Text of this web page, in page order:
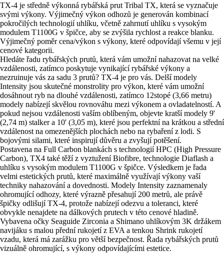
TX-4 je středně výkonná rybářská prut Tribal TX, která se vyznačuje
svými výkony. Výjimečný výkon odhozů je generován kombinací
pokročilých technologií uhlíku, včetně zahrnutí uhlíku s vysokým
modulem T1100G v špičce, aby se zvýšila rychlost a reakce blanku.
Výjimečný poměr cena/výkon s výkony, které odpovídají všemu v její
cenové kategorii.
Hledáte řadu rybářských prutů, která vám umožní nahazovat na velké
vzdálenosti, zatímco poskytuje vynikající rybářské výkony a
nezruinuje vás za sadu 3 prutů? TX-4 je pro vás. Delší modely
Intensity jsou skutečné monstrolity pro výkon, které vám umožní
dosáhnout ryb na dlouhé vzdálenosti, zatímco 12stopé (3,66 metru)
modely nabízejí skvělou rovnováhu mezi výkonem a ovladatelností. A
pokud nejsou vzdálenosti vaším oblíbeným, objevte kratší modely 9'
(2,74 m) stalker a 10' (3,05 m), které jsou perfektní na krátkou a střední
vzdálenost na omezenějších plochách nebo na rybaření z lodi. S
bojovými silami, které inspirují důvěru a zvyšují potěšení.
Postavena na Full Carbon blankách s technologií HPC (High Pressure
Carbon), TX4 také těží z vyztužení Biofibre, technologie Diaflash a
uhlíku s vysokým modulem T1100G v špičce. Výsledkem je řada
velmi estetických prutů, které maximálně využívají výkony vaší
techniky nahazování a dovednosti. Modely Intensity zaznamenaly
ohromující odhozy, které výrazně přesahují 200 metrů, ale právě
špičky odlišují TX-4, protože nabízejí odezvu a toleranci, které
obvykle nenajdete na dálkových prutech v této cenové hladině.
Vybavena očky Seaguide Zirconia a Shimano uhlíkovým 3K držákem
navijáku s malou přední rukojetí z EVA a tenkou Shrink rukojetí
vzadu, která má zarážku pro větší bezpečnost. Řada rybářských prutů
vizuálně ohromující, s výkony odpovídajícími estetice.